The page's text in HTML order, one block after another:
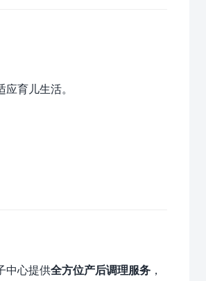
育儿生活。
中心提供全方位产后调理服务